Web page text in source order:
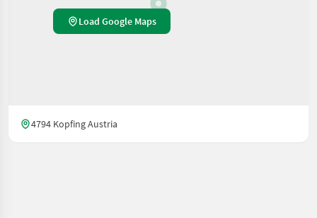
Load Google Maps
4794 Kopfing Austria